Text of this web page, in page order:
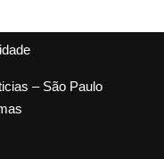
– São Paulo